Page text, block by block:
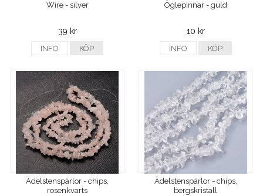
Wire - silver
39 kr
INFO KÖP
Öglepinnar - guld
10 kr
INFO KÖP
Ädelstenspärlor - chips,
rosenkvarts
Ädelstenspärlor - chips,
bergskristall